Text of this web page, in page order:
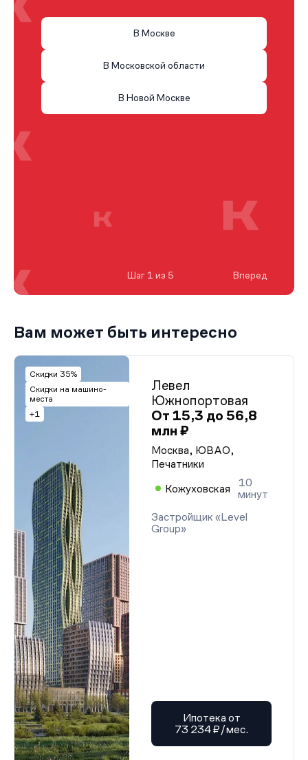
В Москве
В Московской области
В Новой Москве
Шаг 1 из 5 Вперед
Вам может быть интересно
Скидки 35%
Скидки на машино-
места
+1
Левел
Южнопортовая
От 15,3 до 56,8
млн ₽
Москва, ЮВАО,
Печатники
Кожуховская
10
минут
Застройщик «Level
Group»
Ипотека от
73 234 ₽/мес.